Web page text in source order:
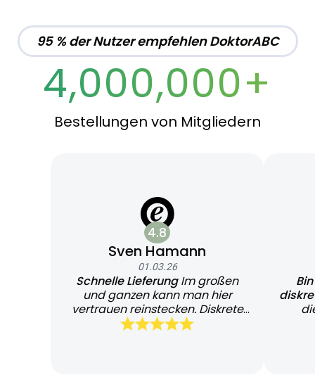
95 % der Nutzer empfehlen DoktorABC
4,000,000+
Bestellungen von Mitgliedern
4.8
Sven Hamann
01.03.26
Schnelle LieferungIm großen
und ganzen kann man hier
vertrauen reinstecken. Diskrete
und schnelle Lieferung